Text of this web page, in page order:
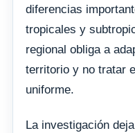
diferencias
tropicales y
regional obliga a
territorio y no tratar
uniforme.
La investigación